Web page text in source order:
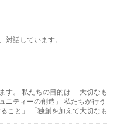
対話しています。
す。 私たちの目的は 「大切なも
ニティーの創造」 私たちが行う
こと」 「独創を加えて大切なも
る大切なもの […]